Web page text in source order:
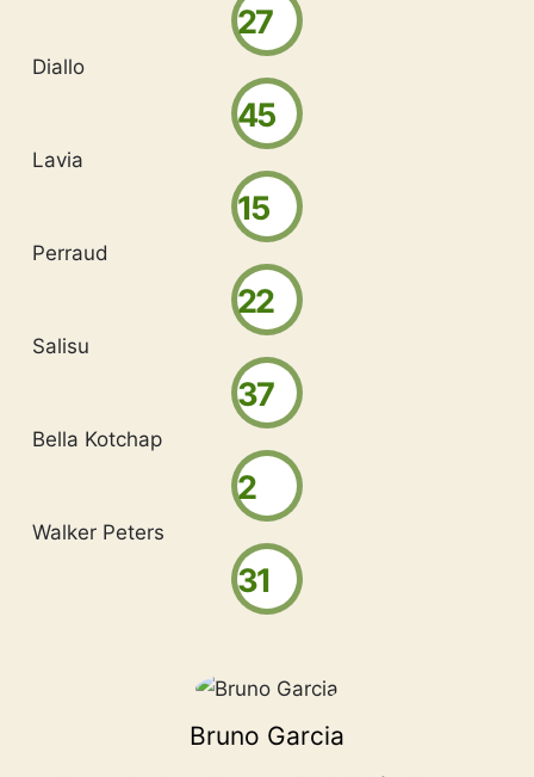
27
Diallo
45
Lavia
15
Perraud
22
Salisu
37
Bella Kotchap
2
Walker Peters
31
Bruno Garcia